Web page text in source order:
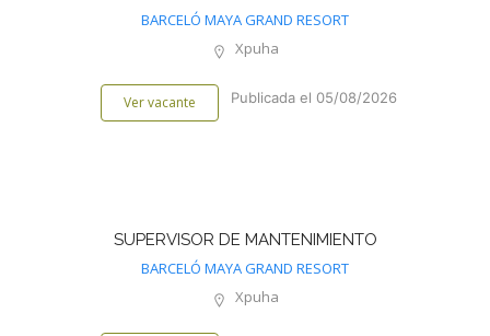
BARCELÓ MAYA GRAND RESORT
Xpuha
Ver vacante Publicada el 05/08/2026
SUPERVISOR DE MANTENIMIENTO
BARCELÓ MAYA GRAND RESORT
Xpuha